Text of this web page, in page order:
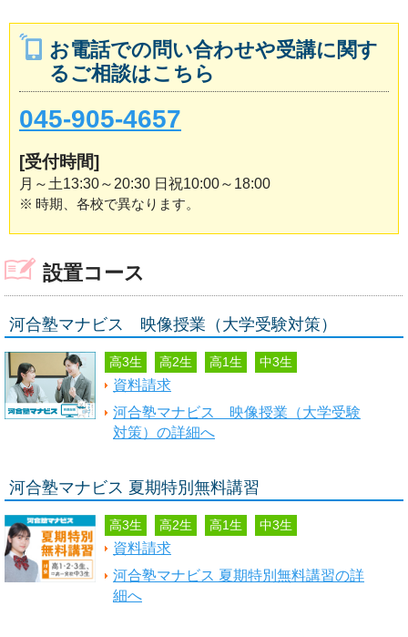
お電話での問い合わせや受講に関す
るご相談はこちら
045-905-4657
[受付時間]
月～土13:30～20:30 日祝10:00～18:00
※ 時期、各校で異なります。
設置コース
河合塾マナビス 映像授業（大学受験対策）
高3生 高2生 高1生 中3生
資料請求
河合塾マナビス 映像授業（大学受験
対策）の詳細へ
河合塾マナビス 夏期特別無料講習
高3生 高2生 高1生 中3生
資料請求
河合塾マナビス 夏期特別無料講習の詳
細へ